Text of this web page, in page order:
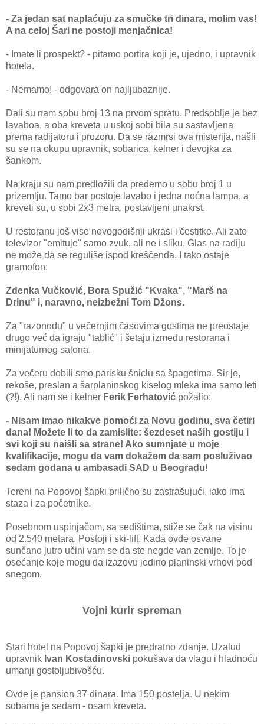
- Za jedan sat naplaćuju za smučke tri dinara, molim vas!
A na celoj Šari ne postoji menjačnica!
- Imate li prospekt? - pitamo portira koji je, ujedno, i upravnik
hotela.
- Nemamo! - odgovara on najljubaznije.
Dali su nam sobu broj 13 na prvom spratu. Predsoblje je bez
lavaboa, a oba kreveta u uskoj sobi bila su sastavljena
prema radijatoru i prozoru. Da se razmrsi ova misterija, našli
su se na okupu upravnik, sobarica, kelner i devojka za
šankom.
Na kraju su nam predložili da pređemo u sobu broj 1 u
prizemlju. Tamo bar postoje lavabo i jedna noćna lampa, a
kreveti su, u sobi 2x3 metra, postavljeni unakrst.
U restoranu još vise novogodišnji ukrasi i čestitke. Ali zato
televizor "emituje" samo zvuk, ali ne i sliku. Glas na radiju
ne može da se reguliše ispod kreščenda. I tako ostaje
gramofon:
Zdenka Vučković, Bora Spužić "Kvaka", "Marš na
Drinu" i, naravno, neizbežni Tom Džons.
Za "razonodu" u večernjim časovima gostima ne preostaje
drugo već da igraju "tablić" i šetaju između restorana i
minijaturnog salona.
Za večeru dobili smo parisku šniclu sa špagetima. Sir je,
rekoše, preslan a šarplaninskog kiselog mleka ima samo leti
(?!). Ali nam se i kelner Ferik Ferhatović požalio:
- Nisam imao nikakve pomoći za Novu godinu, sva četiri
dana! Možete li to da zamislite: šezdeset naših gostiju i
svi koji su naišli sa strane! Ako sumnjate u moje
kvalifikacije, mogu da vam dokažem da sam posluživao
sedam godana u ambasadi SAD u Beogradu!
Tereni na Popovoj šapki prilično su zastrašujući, iako ima
staza i za početnike.
Posebnom uspinjačom, sa sedištima, stiže se čak na visinu
od 2.540 metara. Postoji i ski-lift. Kada ovde osvane
sunčano jutro učini vam se da ste negde van zemlje. To je
osećanje koje mogu da izazovu jedino planinski vrhovi pod
snegom.
Vojni kurir spreman
Stari hotel na Popovoj šapki je predratno zdanje. Uzalud
upravnik Ivan Kostadinovski pokušava da vlagu i hladnoću
umanji gostoljubivošću.
Ovde je pansion 37 dinara. Ima 150 postelja. U nekim
sobama je sedam - osam kreveta.